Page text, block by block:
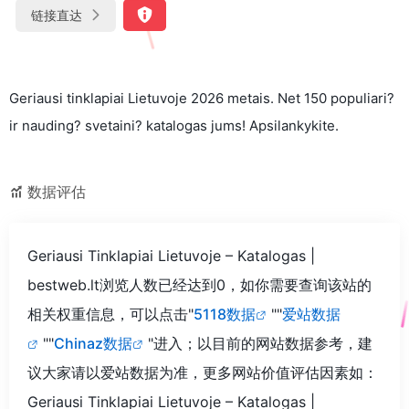
链接直达
Geriausi tinklapiai Lietuvoje 2026 metais. Net 150 populiari?
ir nauding? svetaini? katalogas jums! Apsilankykite.
数据评估
Geriausi Tinklapiai Lietuvoje – Katalogas |
bestweb.lt浏览人数已经达到0，如你需要查询该站的
相关权重信息，可以点击"5118数据 ""爱站数据
""Chinaz数据
"进入；以目前的网站数据参考，建
议大家请以爱站数据为准，更多网站价值评估因素如：
Geriausi Tinklapiai Lietuvoje – Katalogas |